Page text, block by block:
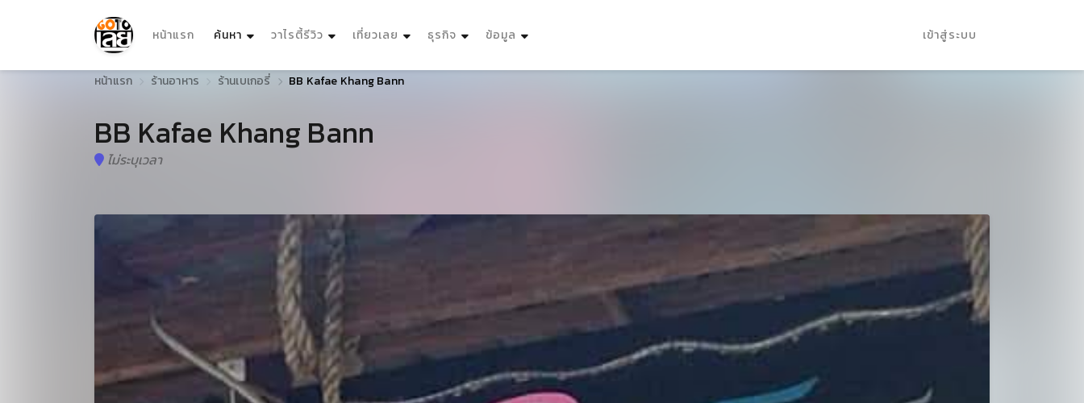
หน้าแรก ค้นหา (current)วาไรตี้รีวิว เที่ยวเลย ธุรกิจ ข้อมูล เข้าสู่ระบบ
หน้าแรก ร้านอาหาร ร้านเบเกอรี่ BB Kafae Khang Bann
BB Kafae Khang Bann
ไม่ระบุเวลา